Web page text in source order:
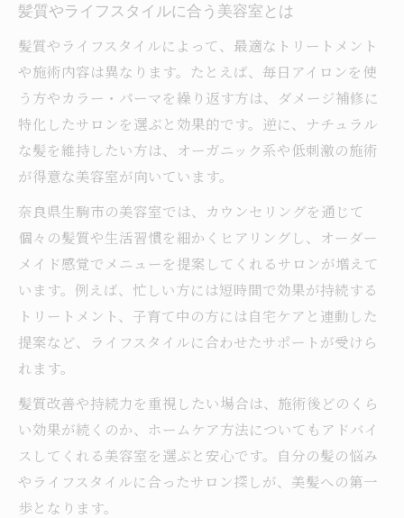
カラー施術後も安心な美容室トリートメン
ト
美容室が提案するダメージレスな施術法
髪を守る美容室独自のケア方法とは
美容室でできるダメージ回避のポイント
料金と効果に注目した賢い美容室選び法
費用対効果で選ぶ美容室のトリートメント
美容室ごとの料金システムを比較しよう
持続期間を考えた美容室の選び方
美容室トリートメントのコスパを見極める
髪質やライフスタイルに合う美容室とは
髪質やライフスタイルによって、最適なトリートメント
や施術内容は異なります。たとえば、毎日アイロンを使
う方やカラー・パーマを繰り返す方は、ダメージ補修に
特化したサロンを選ぶと効果的です。逆に、ナチュラル
な髪を維持したい方は、オーガニック系や低刺激の施術
が得意な美容室が向いています。
奈良県生駒市の美容室では、カウンセリングを通じて
個々の髪質や生活習慣を細かくヒアリングし、オーダー
メイド感覚でメニューを提案してくれるサロンが増えて
います。例えば、忙しい方には短時間で効果が持続する
トリートメント、子育て中の方には自宅ケアと連動した
提案など、ライフスタイルに合わせたサポートが受けら
れます。
髪質改善や持続力を重視したい場合は、施術後どのくら
い効果が続くのか、ホームケア方法についてもアドバイ
スしてくれる美容室を選ぶと安心です。自分の髪の悩み
やライフスタイルに合ったサロン探しが、美髪への第一
歩となります。